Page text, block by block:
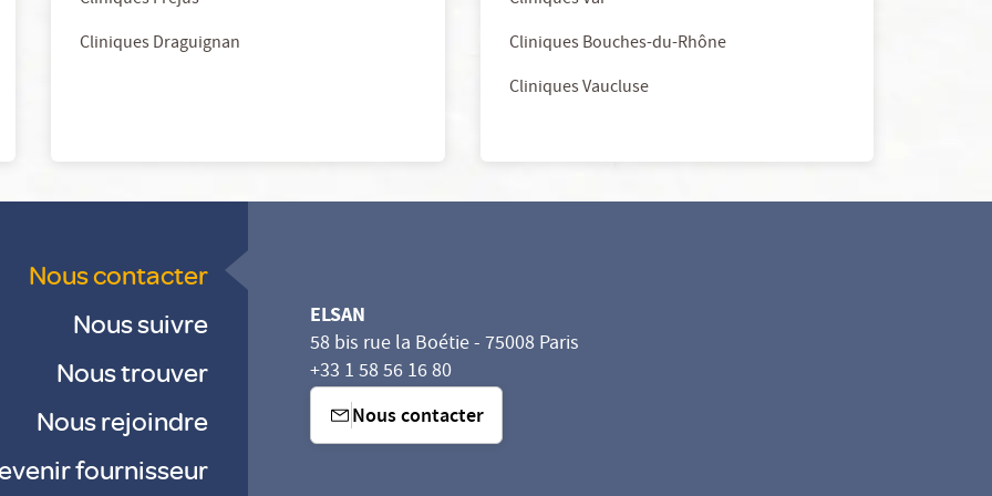
vos Options
Cliniques Draguignan
Cliniques Bouches-du-Rhône
Cliniques Vaucluse
Nous contacter
Nous suivre
Nous trouver
Nous rejoindre
fournisseur
ELSAN
58 bis rue la Boétie - 75008 Paris
+33 1 58 56 16 80
Nous contacter